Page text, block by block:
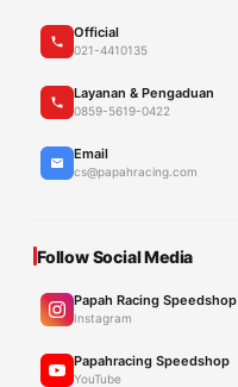
Official
021-4410135
Layanan & Pengaduan
0859-5619-0422
Email
cs@papahracing.com
Follow Social Media
Papah Racing Speedshop
Instagram
Papahracing Speedshop
YouTube